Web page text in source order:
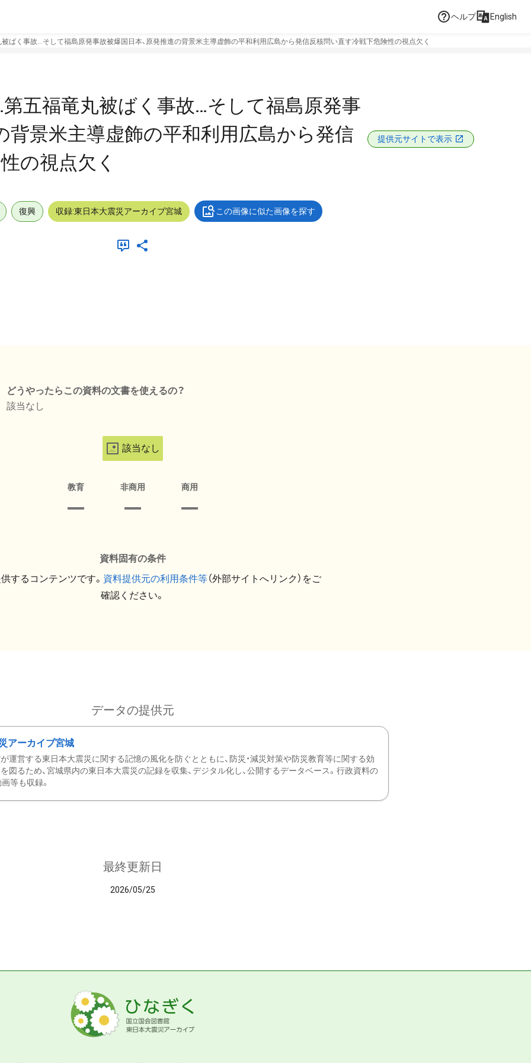
ヘルプ English
ばく事故…そして福島原発事故被爆国日本、原発推進の背景米主導虚飾の平和利用広島から発信反核問い直す冷戦下危険性の視点欠く
第五福竜丸被ばく事故…そして福島原発事
背景米主導虚飾の平和利用広島から発信
の視点欠く
提供元サイトで表示
復興 収録:東日本大震災アーカイブ宮城 この画像に似た画像を探す
どうやったらこの資料の文書を使えるの？
該当なし
該当なし
教育 非商用 商用
資料固有の条件
するコンテンツです。 資料提供元の利用条件等（外部サイトへリンク）をご
確認ください。
データの提供元
アーカイブ宮城
運営する東日本大震災に関する記憶の風化を防ぐとともに、防災・減災対策や防災教育等に関する効
図るため、宮城県内の東日本大震災の記録を収集、デジタル化し、公開するデータベース。行政資料の
等も収録。
最終更新日
2026/05/25